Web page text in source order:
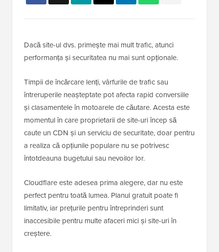
Dacă site-ul dvs. primește mai mult trafic, atunci
performanța și securitatea nu mai sunt opționale.
Timpii de încărcare lenți, vârfurile de trafic sau
întreruperile neașteptate pot afecta rapid conversiile
și clasamentele în motoarele de căutare. Acesta este
momentul în care proprietarii de site-uri încep să
caute un CDN și un serviciu de securitate, doar pentru
a realiza că opțiunile populare nu se potrivesc
întotdeauna bugetului sau nevoilor lor.
Cloudflare este adesea prima alegere, dar nu este
perfect pentru toată lumea. Planul gratuit poate fi
limitativ, iar prețurile pentru întreprinderi sunt
inaccesibile pentru multe afaceri mici și site-uri în
creștere.